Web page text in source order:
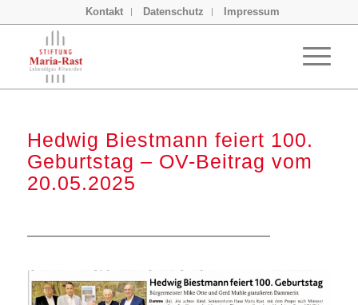
Kontakt Datenschutz Impressum
Hedwig Biestmann feiert 100.
Geburtstag – OV-Beitrag vom
20.05.2025